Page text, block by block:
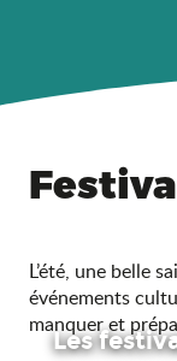
L’été, une belle
événements
manquer et
Les